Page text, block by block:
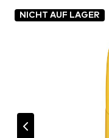
NICHT AUF LAGER